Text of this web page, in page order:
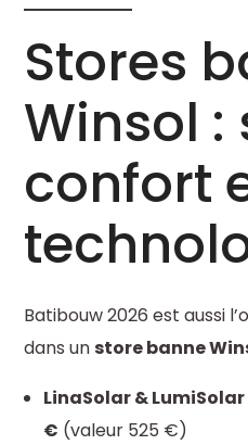
Stores
Winsol :
confort
Batibouw 2026 est aussi
dans un store banne
LinaSolar & LumiSolar
€ (valeur 525 €)